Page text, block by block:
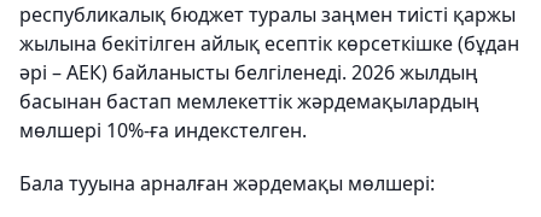
республикалық бюджет туралы заңмен тиісті қаржы
жылына бекітілген айлық есептік көрсеткішке (бұдан
әрі – АЕК) байланысты белгіленеді. 2026 жылдың
басынан бастап мемлекеттік жәрдемақылардың
мөлшері 10%-ға индекстелген.
Бала тууына арналған жәрдемақы мөлшері: